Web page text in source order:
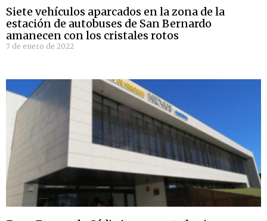
Siete vehículos aparcados en la zona de la
estación de autobuses de San Bernardo
amanecen con los cristales rotos
7 de enero de 2022